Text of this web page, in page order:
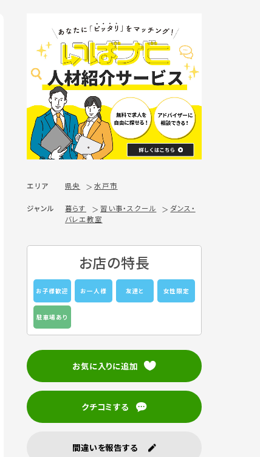
エリア 県央 水戸市
ジャンル 暮らす 習い事・スクール
ダンス・
バレエ教室
お店の特長
お子様歓迎 お一人様 友達と 女性限定
駐車場あり
お気に入りに追加
クチコミする
間違いを報告する